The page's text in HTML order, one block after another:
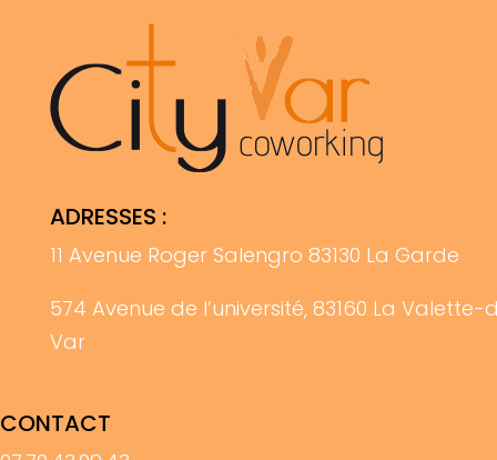
ADRESSES :
11 Avenue Roger Salengro 83130 La Garde
574 Avenue de l’université, 83160 La Valette-
Var
CONTACT